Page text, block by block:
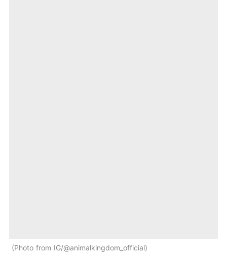
Photo from IG/@animalkingdom_official